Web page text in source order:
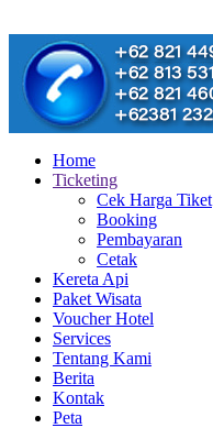
Home
Ticketing
Cek Harga Tiket
Booking
Pembayaran
Cetak
Kereta Api
Paket Wisata
Voucher Hotel
Services
Tentang Kami
Berita
Kontak
Peta